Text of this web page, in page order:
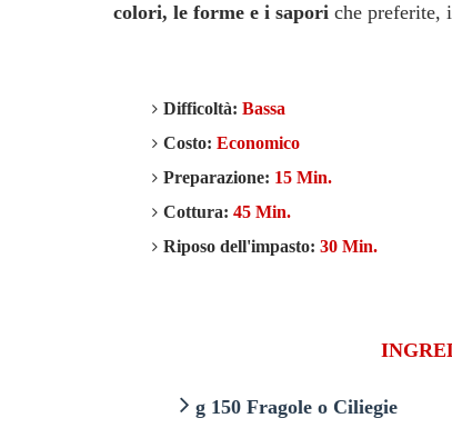
colori, le forme e i sapori che preferite,
Difficoltà: Bassa
Costo: Economico
Preparazione: 15 Min.
Cottura: 45 Min.
Riposo dell'impasto: 30 Min.
g 150 Fragole o Ciliegie